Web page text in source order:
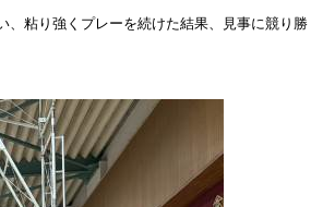
「夏休みクラブ応援記⑦ ～ラグビー部～」（校長）
2026/07/27
13:00
「夏休みクラブ応援記⑤ ～バドミントン部～」（校長）
、粘り強くプレーを続けた結果、見事に競り勝